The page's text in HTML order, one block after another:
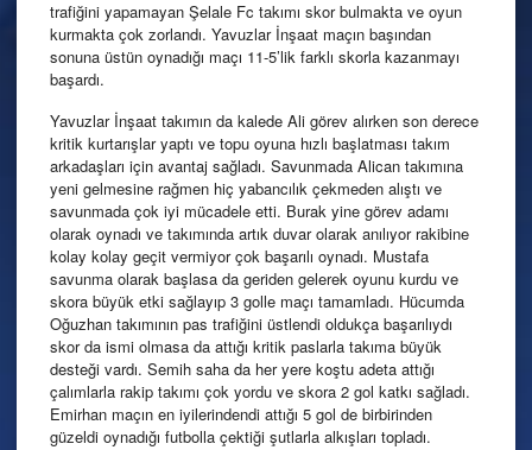
trafiğini yapamayan Şelale Fc takımı skor bulmakta ve oyun
kurmakta çok zorlandı. Yavuzlar İnşaat maçın başından
sonuna üstün oynadığı maçı 11-5’lik farklı skorla kazanmayı
başardı.
Yavuzlar İnşaat takımın da kalede Ali görev alırken son derece
kritik kurtarışlar yaptı ve topu oyuna hızlı başlatması takım
arkadaşları için avantaj sağladı. Savunmada Alican takımına
yeni gelmesine rağmen hiç yabancılık çekmeden alıştı ve
savunmada çok iyi mücadele etti. Burak yine görev adamı
olarak oynadı ve takımında artık duvar olarak anılıyor rakibine
kolay kolay geçit vermiyor çok başarılı oynadı. Mustafa
savunma olarak başlasa da geriden gelerek oyunu kurdu ve
skora büyük etki sağlayıp 3 golle maçı tamamladı. Hücumda
Oğuzhan takımının pas trafiğini üstlendi oldukça başarılıydı
skor da ismi olmasa da attığı kritik paslarla takıma büyük
desteği vardı. Semih saha da her yere koştu adeta attığı
çalımlarla rakip takımı çok yordu ve skora 2 gol katkı sağladı.
Emirhan maçın en iyilerindendi attığı 5 gol de birbirinden
güzeldi oynadığı futbolla çektiği şutlarla alkışları topladı.